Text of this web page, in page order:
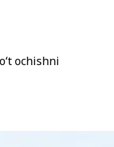
ochishni